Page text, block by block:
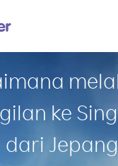
ke
dari Jepang